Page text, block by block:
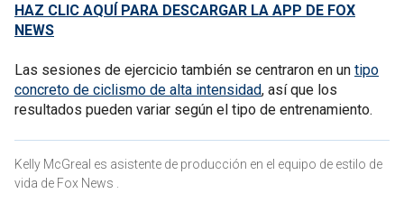
HAZ CLIC AQUÍ PARA DESCARGAR LA APP DE FOX
NEWS
Las sesiones de ejercicio también se centraron en un tipo
concreto de ciclismo de alta intensidad, así que los
resultados pueden variar según el tipo de entrenamiento.
Kelly McGreal es asistente de producción en el equipo de estilo de
vida de Fox News .